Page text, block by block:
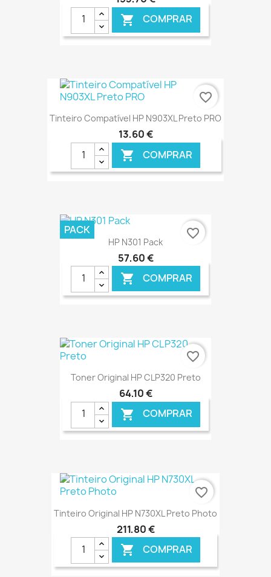
 COMPRAR
Tinteiro Compatível HP N903XL Preto PRO
13,60 €
 COMPRAR
favorite_border
HP N301 Pack
57,60 €
 COMPRAR
€ ONLINE
PACK favorite_border
Toner Original HP CLP320 Preto
64,10 €
 COMPRAR
€ ONLINE
favorite_border
Tinteiro Original HP N730XL Preto Photo
211,80 €
 COMPRAR
favorite_border